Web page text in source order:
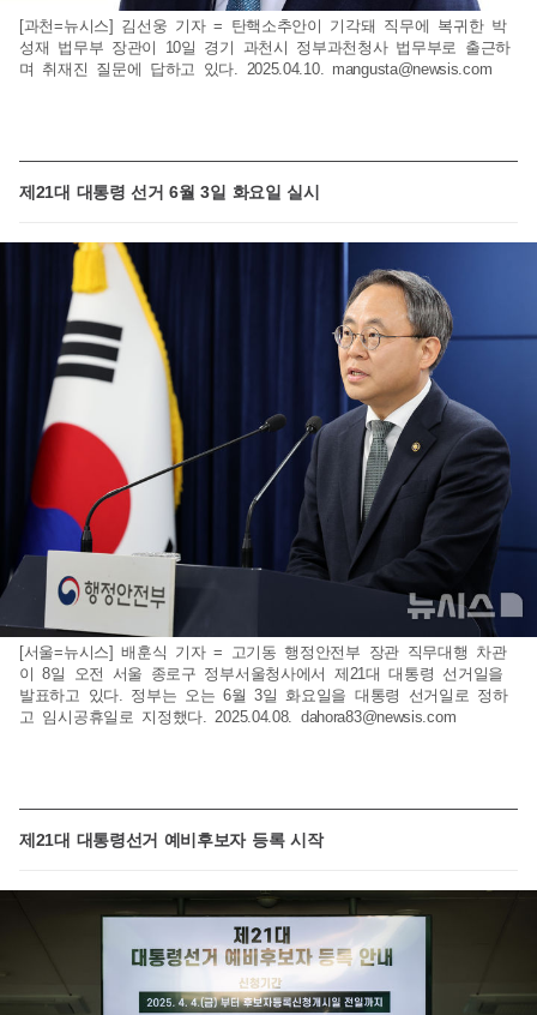
[과천=뉴시스] 김선웅 기자 = 탄핵소추안이 기각돼 직무에 복귀한 박
성재 법무부 장관이 10일 경기 과천시 정부과천청사 법무부로 출근하
며 취재진 질문에 답하고 있다. 2025.04.10. mangusta@newsis.com
제21대 대통령 선거 6월 3일 화요일 실시
[서울=뉴시스] 배훈식 기자 = 고기동 행정안전부 장관 직무대행 차관
이 8일 오전 서울 종로구 정부서울청사에서 제21대 대통령 선거일을
발표하고 있다. 정부는 오는 6월 3일 화요일을 대통령 선거일로 정하
고 임시공휴일로 지정했다. 2025.04.08. dahora83@newsis.com
제21대 대통령선거 예비후보자 등록 시작